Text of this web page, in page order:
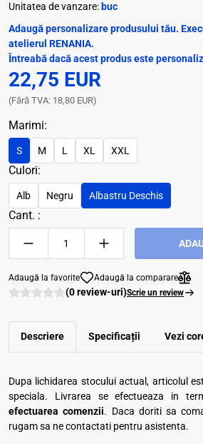
Unitatea de vanzare: buc
Adaugă personalizare produsului tău.
atelierul RENANIA.
Întreabă dacă acest produs este
22,75 EUR
(Fără TVA: 18,80 EUR)
Marimi:
S M L XL XXL
Culori:
Alb Negru Albastru Deschis
Cant. :
Adaugă la favorite Adaugă la comparare
(0 review-uri)Scrie un review
Descriere Specificații Vezi
Dupa lichidarea stocului actual, articolul
speciala. Livrarea se efectueaza in
efectuarea comenzii. Daca doriti sa
rugam sa ne contactati pentru asistenta.